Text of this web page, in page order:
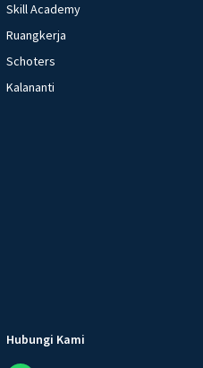
Skill Academy
Ruangkerja
Schoters
Kalananti
Hubungi Kami